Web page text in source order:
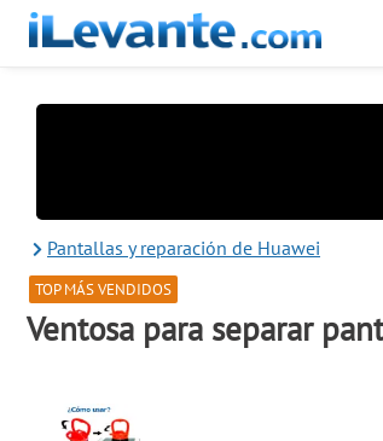
Pantallas y reparación de Huawei
TOP MÁS VENDIDOS
Ventosa para separar